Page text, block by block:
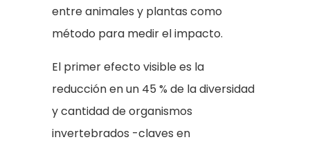
entre animales y plantas como
método para medir el impacto.
El primer efecto visible es la
reducción en un 45 % de la diversidad
y cantidad de organismos
invertebrados -claves en